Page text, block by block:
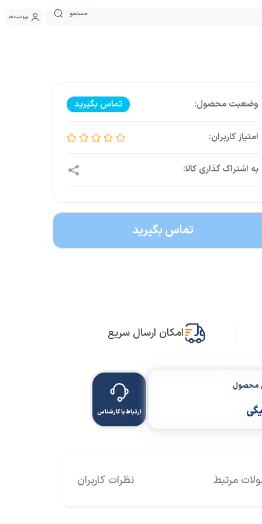
جستجو ورود ثبت نام
تماس بگیرید
تماس بگیرید
امکان ارسال سریع
محصول
ارتباط با کارشناس
مرتبط نظرات کاربران